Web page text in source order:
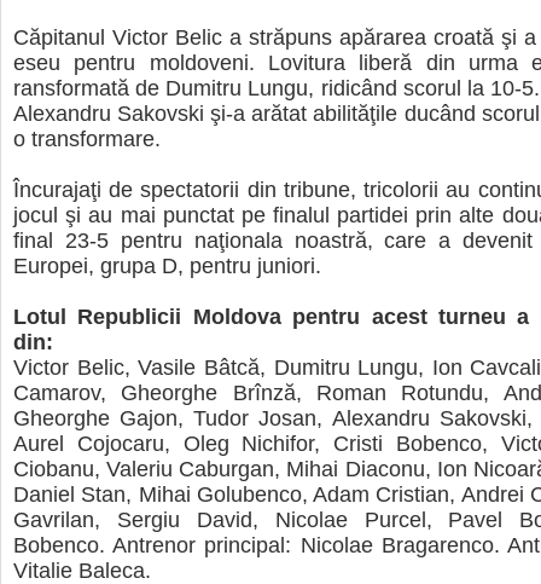
Căpitanul Victor Belic a străpuns apărarea croată şi
eseu pentru moldoveni. Lovitura liberă din urma
ransformată de Dumitru Lungu, ridicând scorul la 10-
Alexandru Sakovski şi-a arătat abilităţile ducând
o transformare.
Încurajaţi de spectatorii din tribune, tricolorii au
jocul şi au mai punctat pe finalul partidei prin alte
final 23-5 pentru naţionala noastră, care a devenit
Europei, grupa D, pentru juniori.
Lotul Republicii Moldova pentru acest turneu a
din:
Victor Belic, Vasile Bâtcă, Dumitru Lungu, Ion
Camarov, Gheorghe Brînză, Roman Rotundu,
Gheorghe Gajon, Tudor Josan, Alexandru
Aurel Cojocaru, Oleg Nichifor, Cristi Bobenco,
Ciobanu, Valeriu Caburgan, Mihai Diaconu, Ion
Daniel Stan, Mihai Golubenco, Adam Cristian, Andrei
Gavrilan, Sergiu David, Nicolae Purcel, Pavel
Bobenco. Antrenor principal: Nicolae Bragarenco.
Vitalie Baleca.